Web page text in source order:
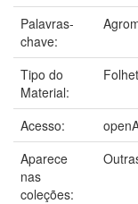
Palavras-
chave:
Tipo do
Material:
Acesso:
Aparece
nas
coleções: